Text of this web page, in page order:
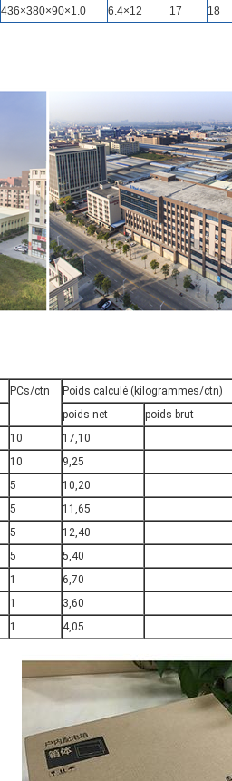
436×380×90×1.0 6.4×12 17 18
PCs/ctn
Poids calculé (kilogrammes/ctn)
poids net
poids brut
10
17,10
10
9,25
5
10,20
5
11,65
5
12,40
5
5,40
1
6,70
1
3,60
1 4,05